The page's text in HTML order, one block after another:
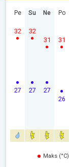
Pe
27
32
Su
27
32
Ne
27
31
Po
26
31
Maks (°C)